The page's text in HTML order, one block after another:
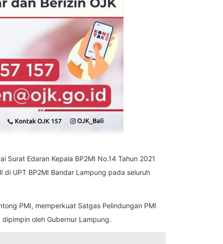
Surat Edaran Kepala BP2MI No.14 Tahun 2021
di UPT BP2MI Bandar Lampung pada seluruh
PMI, memperkuat Satgas Pelindungan PMI
oleh Gubernur Lampung.